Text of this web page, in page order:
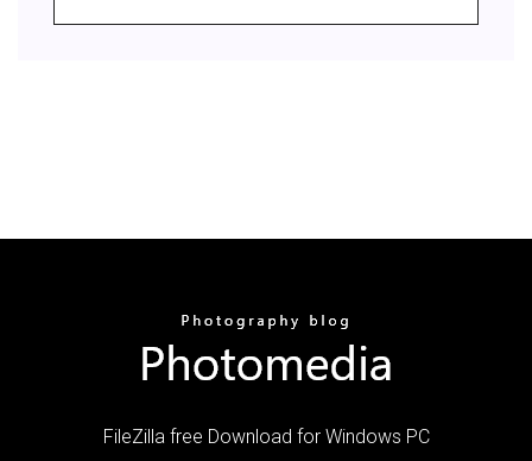
FileZilla free Download for Windows PC